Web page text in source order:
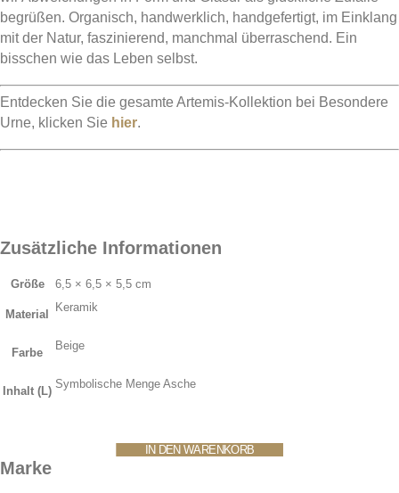
begrüßen. Organisch, handwerklich, handgefertigt, im Einklang
mit der Natur, faszinierend, manchmal überraschend. Ein
bisschen wie das Leben selbst.
Entdecken Sie die gesamte Artemis-Kollektion bei Besondere
Urne, klicken Sie hier.
Zusätzliche Informationen
Größe 6,5 × 6,5 × 5,5 cm
Material
Keramik
Farbe
Beige
Inhalt (L)
Symbolische Menge Asche
Marke
IN DEN WARENKORB
IN DEN WARENKORB
IN DEN WARENKORB
IN DEN WARENKORB